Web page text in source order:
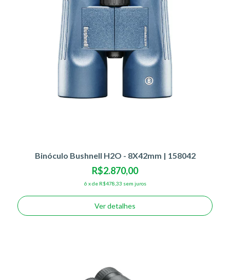
Binóculo Bushnell H2O - 8X42mm | 158042
R$2.870,00
6 xde R$478,33 sem juros
Ver detalhes